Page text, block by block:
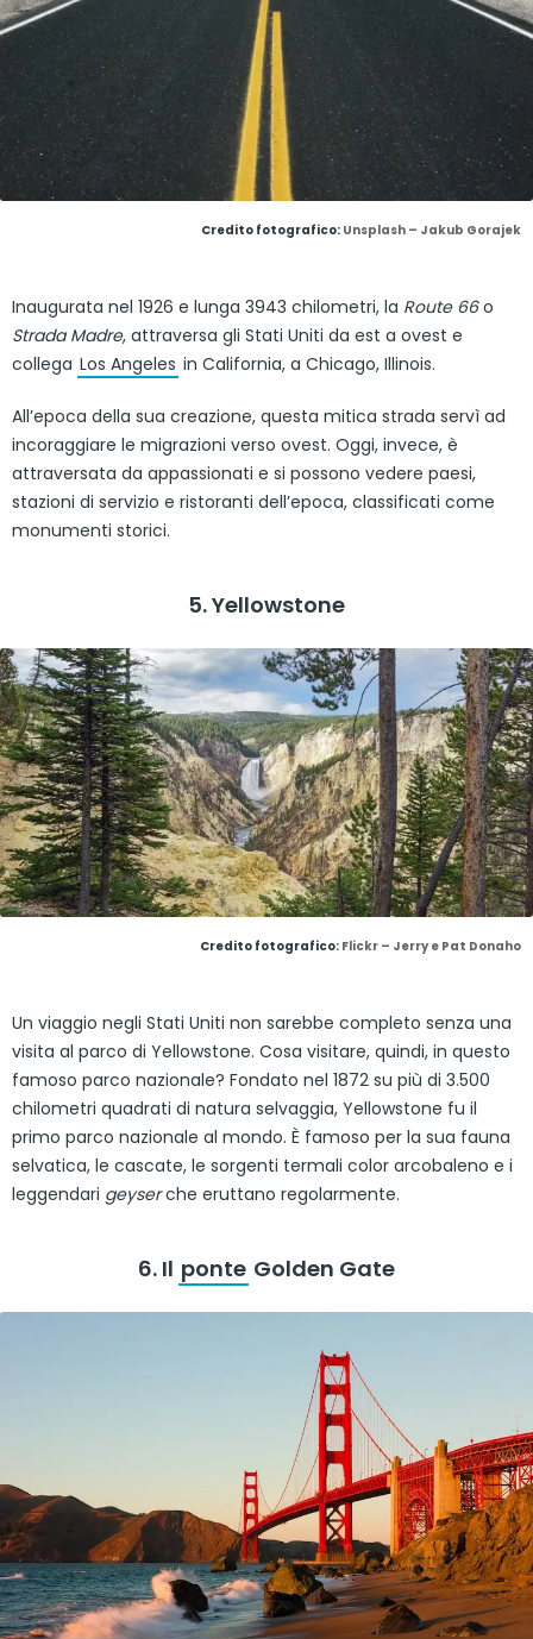
Credito fotografico: Unsplash – Jakub Gorajek
Inaugurata nel 1926 e lunga 3943 chilometri, la Route 66o
Strada Madre, attraversa gli Stati Uniti da est a ovest e
collega Los Angeles in California, a Chicago, Illinois.
All’epoca della sua creazione, questa mitica strada servì ad
incoraggiare le migrazioni verso ovest. Oggi, invece, è
attraversata da appassionati e si possono vedere paesi,
stazioni di servizio e ristoranti dell’epoca, classificati come
monumenti storici.
5. Yellowstone
Credito fotografico: Flickr – Jerry e Pat Donaho
Un viaggio negli Stati Uniti non sarebbe completo senza una
visita al parco di Yellowstone. Cosa visitare, quindi, in questo
famoso parco nazionale? Fondato nel 1872 su più di 3.500
chilometri quadrati di natura selvaggia, Yellowstone fu il
primo parco nazionale al mondo. È famoso per la sua fauna
selvatica, le cascate, le sorgenti termali color arcobaleno e i
leggendari geyserche eruttano regolarmente.
6. Il ponte Golden Gate